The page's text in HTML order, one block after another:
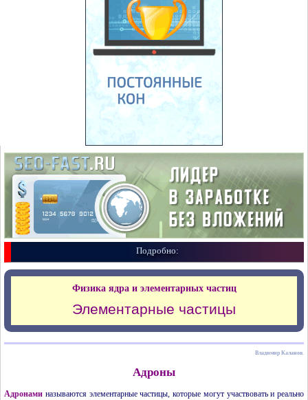
Подробно:
Физика ядра и элементарных частиц
Элементарные частицы
Владимир Каланов.
Адроны
Адронами называются элементарные частицы, которые могут участвовать и реально